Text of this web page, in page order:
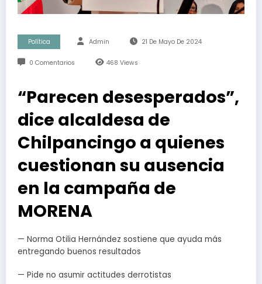
Política Admin 21 De Mayo De 2024
0 Comentarios 468 Views
“Parecen desesperados”,
dice alcaldesa de
Chilpancingo a quienes
cuestionan su ausencia
en la campaña de
MORENA
— Norma Otilia Hernández sostiene que ayuda más
entregando buenos resultados
— Pide no asumir actitudes derrotistas